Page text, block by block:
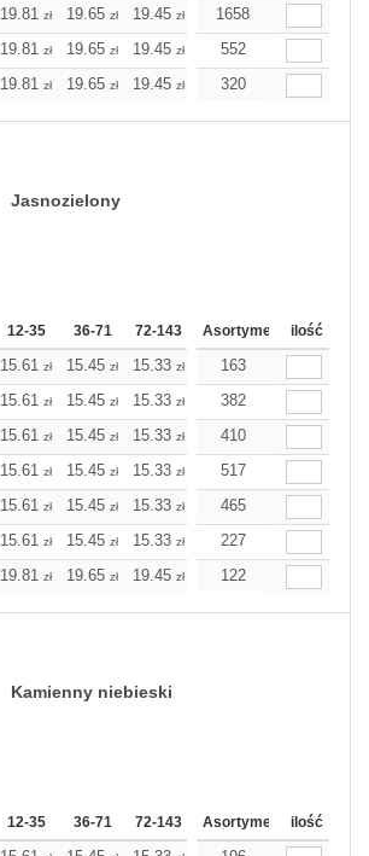
19.81 zł 19.65 zł 19.45 zł 19.28zł
1658
19.81 zł 19.65 zł 19.45 zł 19.28zł
552
19.81 zł 19.65 zł 19.45 zł 19.28zł
320
Jasnozielony
12-35 36-71 72-143 144-287 288 Dodaj
Asortyment ilość
15.61 zł 15.45 zł 15.33 zł 15.21zł
163
15.61 zł 15.45 zł 15.33 zł 15.21zł
382
15.61 zł 15.45 zł 15.33 zł 15.21zł
410
15.61 zł 15.45 zł 15.33 zł 15.21zł
517
15.61 zł 15.45 zł 15.33 zł 15.21zł
465
15.61 zł 15.45 zł 15.33 zł 15.21zł
227
19.81 zł 19.65 zł 19.45 zł 19.28zł
122
Kamienny niebieski
12-35 36-71 72-143 144-287 288 Dodaj
Asortyment ilość